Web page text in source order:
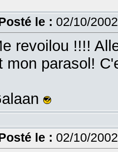
le : 02/10/
revoilou !!!!
mon parasol!
le : 02/10/